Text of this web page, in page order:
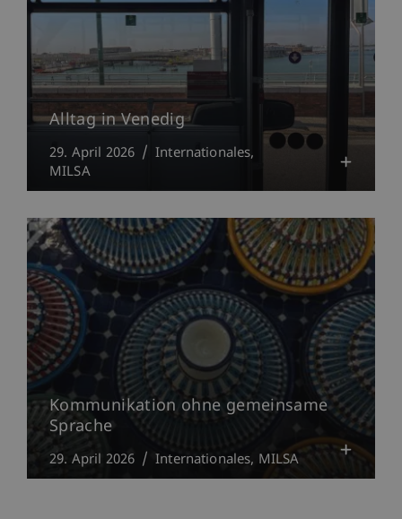
Alltag in Venedig
29. April 2026
Internationales
MILSA
Kommunikation ohne gemeinsame
Sprache
29. April 2026 Internationales MILSA